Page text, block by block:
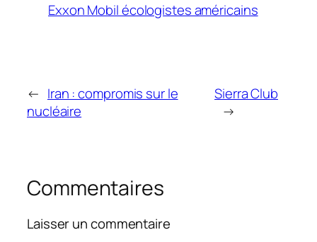
Exxon Mobil écologistes américains
← Iran : compromis sur le
nucléaire
Sierra Club
→
Commentaires
Laisser un commentaire